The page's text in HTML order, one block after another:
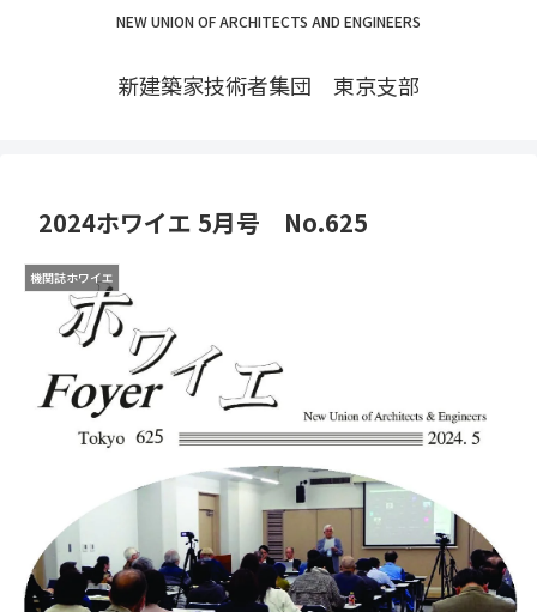
NEW UNION OF ARCHITECTS AND ENGINEERS
新建築家技術者集団 東京支部
2024ホワイエ 5月号 No.625
機関誌ホワイエ